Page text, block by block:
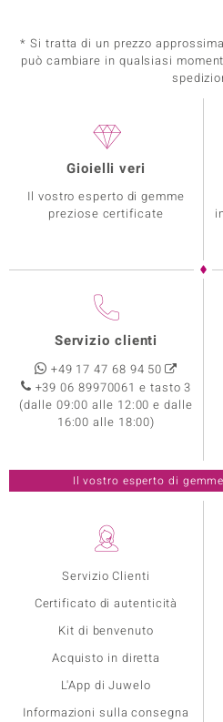
* Si tratta di un prezzo
può cambiare in qualsiasi
Servizio Clienti
Certificato di autenticità
Kit di benvenuto
Acquisto in diretta
L'App di Juwelo
Informazioni sulla consegna
Gioielli veri
Il vostro esperto di gemme
preziose certificate
Servizio clienti
+49 17 47 68 94 50
+39 06 89970061 e tasto 3
(dalle 09:00 alle 12:00 e dalle
16:00 alle 18:00)
Il vostro esperto di